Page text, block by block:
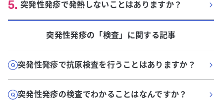
5. 突発性発疹で発熱しないことはありますか？
突発性発疹の「検査」に関する記事
突発性発疹で抗原検査を行うことはありますか？
突発性発疹の検査でわかることはなんですか？